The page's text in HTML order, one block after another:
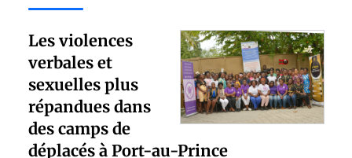
Les violences
verbales et
sexuelles plus
répandues dans
des camps de
déplacés à Port-au-Prince